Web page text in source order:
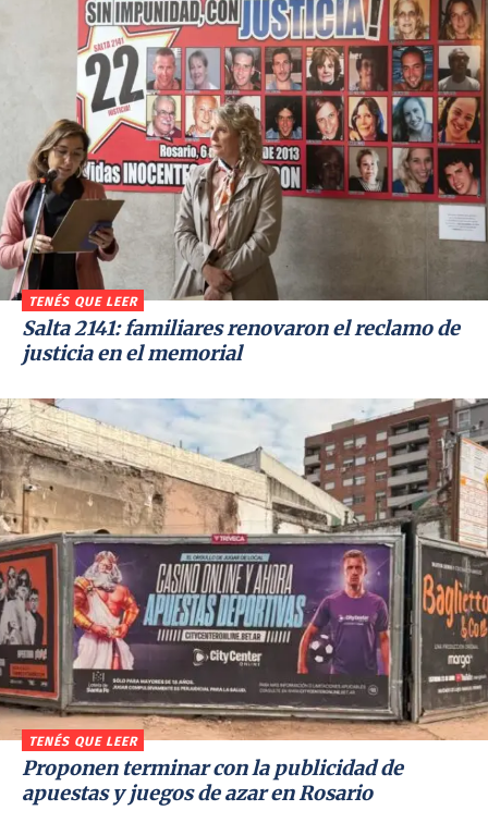
TENÉS QUE LEER
Salta 2141: familiares renovaron el reclamo de
justicia en el memorial
TENÉS QUE LEER
Proponen terminar con la publicidad de
apuestas y juegos de azar en Rosario